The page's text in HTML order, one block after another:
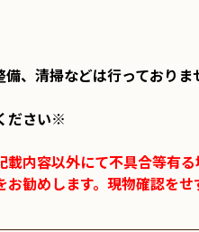
、清掃などは行っておりま
ださい※
内容以外にて不具合等有
勧めします。現物確認を